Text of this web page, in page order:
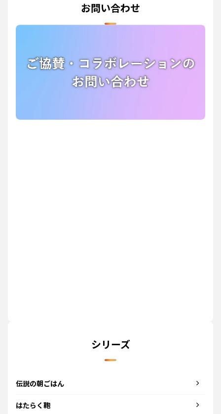
お問い合わせ
シリーズ
伝説の朝ごはん
はたらく鞄